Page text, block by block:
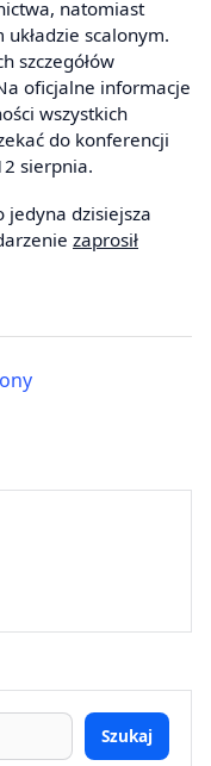
natomiast
scalonym.
szczegółów
oficjalne informacje
wszystkich
do konferencji
sierpnia.
jedyna dzisiejsza
zaprosił
Szukaj